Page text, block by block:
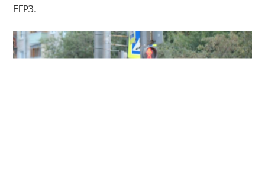
ЕГРЗ.